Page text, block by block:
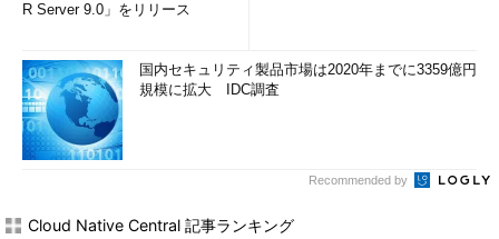
R Server 9.0」をリリース
国内セキュリティ製品市場は2020年までに3359億円
規模に拡大 IDC調査
Recommended by
Cloud Native Central 記事ランキング